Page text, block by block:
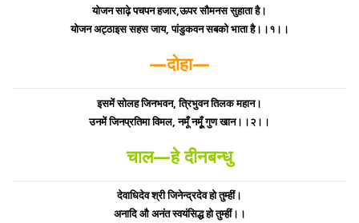
योजन साढ़े पचपन हजार,ऊपर सौमनस सुहाता है।
योजन अट्ठाइस सहस जाय, पांडुकवन सबको भाता है।।१।।
—दोहा—
इसमें सोलह जिनभवन, त्रिभुवन तिलक महान।
उनमें जिनप्रतिमा विमल, नमूँ नमूूँ गुण खान।।२।।
चाल—हे दीनबन्धु
देवाधिदेव श्री जिनेन्द्रदेव हो तुम्हीं।
अनादि औ अनंत स्वयंसिद्ध हो तुम्हीं।।